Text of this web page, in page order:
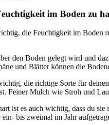
im Boden zu
die Feuchtigkeit im
den Boden gelegt wird und
und Blätter können die
die richtige Sorte für
Feiner Mulch wie Stroh und
ist es auch wichtig, dass du
bis zweimal im Jahr